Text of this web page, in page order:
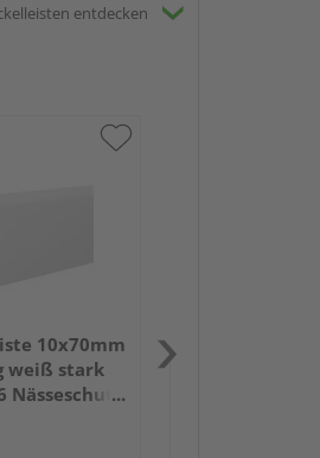
entdecken
10x70mm
weiß stark
Nässeschutz